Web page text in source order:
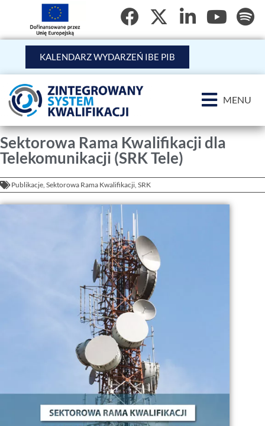
KALENDARZ WYDARZEŃ IBE PIB
MENU
Sektorowa Rama Kwalifikacji dla
Telekomunikacji (SRK Tele)
Publikacje Sektorowa Rama Kwalifikacji SRK